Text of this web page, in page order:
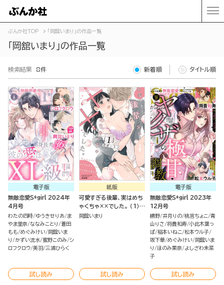
ぶんか社TOP 「岡舘いまり」の作品一覧
「岡舘いまり」の作品一覧
検索結果 8件 新着順 タイトル順
電子版
無敵恋愛S*girl 2024年
4月号
わたの四時 ゆうきせりあ
ま
やま里奈 ななみことり
蒼田
もも めぐみけい
岡舘いま
り
かずい流水 蜜野このみ シ
ロフクロウ 美羽 三浦ひらく
試し読み
紙版
可愛すぎる後輩、実はめち
ゃくちゃ××でした。 （1）
【かきおろし漫画＆電子限
岡舘いまり
試し読み
電子版
無敵恋愛S*girl 2023年
12月号
網野 井月りの 桃宮ちょこ 青
山りさ 将貴和寿 小此木葉っ
ぱ 稲本いねこ 松本ウル子
坂下華 めぐみけい
岡舘いま
り
ほのみ果奈 よしざわ未菜
子
試し読み